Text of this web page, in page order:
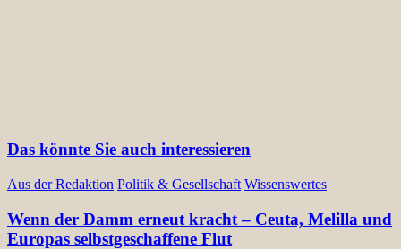
Das könnte Sie auch interessieren
Aus der Redaktion Politik & Gesellschaft Wissenswertes
Wenn der Damm erneut kracht – Ceuta, Melilla und
Europas selbstgeschaffene Flut